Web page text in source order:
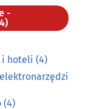
-
i hoteli (4)
(4)